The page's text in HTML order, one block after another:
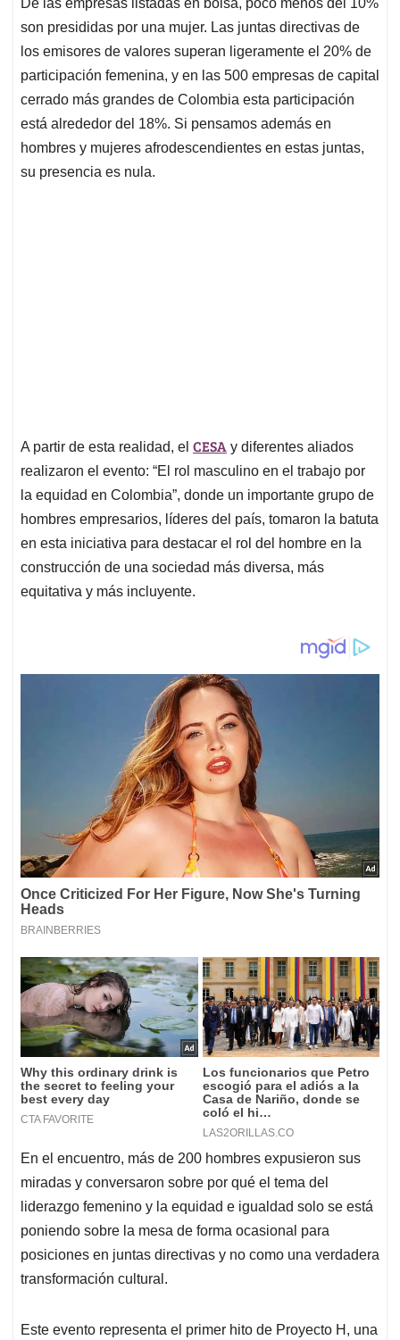
De las empresas listadas en bolsa, poco menos del 10%
son presididas por una mujer. Las juntas directivas de
los emisores de valores superan ligeramente el 20% de
participación femenina, y en las 500 empresas de capital
cerrado más grandes de Colombia esta participación
está alrededor del 18%. Si pensamos además en
hombres y mujeres afrodescendientes en estas juntas,
su presencia es nula.
A partir de esta realidad, el CESA y diferentes aliados
realizaron el evento: “El rol masculino en el trabajo por
la equidad en Colombia”, donde un importante grupo de
hombres empresarios, líderes del país, tomaron la batuta
en esta iniciativa para destacar el rol del hombre en la
construcción de una sociedad más diversa, más
equitativa y más incluyente.
En el encuentro, más de 200 hombres expusieron sus
miradas y conversaron sobre por qué el tema del
liderazgo femenino y la equidad e igualdad solo se está
poniendo sobre la mesa de forma ocasional para
posiciones en juntas directivas y no como una verdadera
transformación cultural.
Este evento representa el primer hito de Proyecto H, una